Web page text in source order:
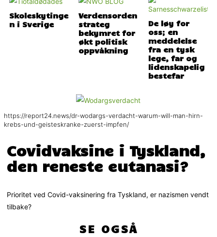
Skoleskytinge
n i Sverige
Verdensorden
strateg
bekymret for
økt politisk
oppvåkning
De løy for
oss; en
meddelelse
fra en tysk
lege, far og
lidenskapelig
bestefar
https://report24.news/dr-wodargs-verdacht-warum-will-man-hirn-
krebs-und-geisteskranke-zuerst-impfen/
Covidvaksine i Tyskland,
den reneste eutanasi?
Prioritet ved Covid-vaksinering fra Tyskland, er nazismen vendt
tilbake?
SE OGSÅ